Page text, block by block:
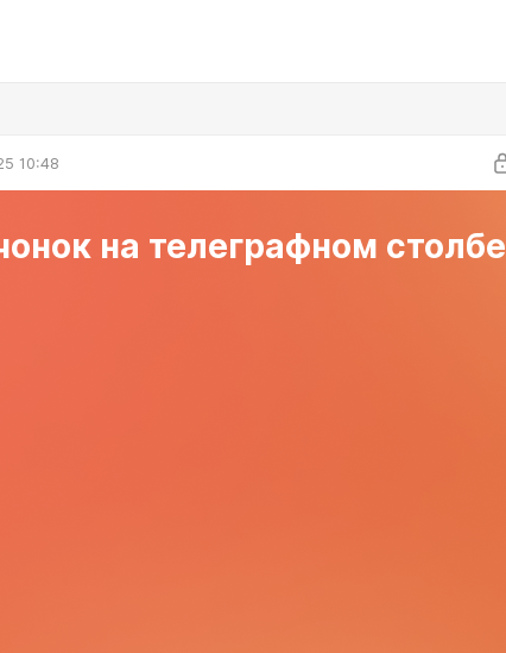
10:48
на телеграфном столбе